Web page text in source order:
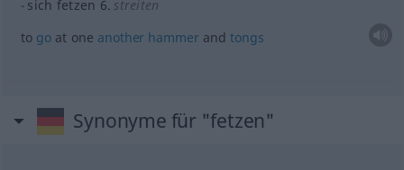
sich fetzen 6. streiten
to go at one another hammerandtongs
Synonyme für "fetzen"